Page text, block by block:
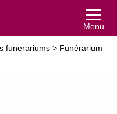
Menu
funerariums > Funérarium